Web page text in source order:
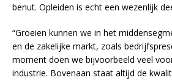
benut. Opleiden is echt een wezenlijk
“Groeien kunnen we in het
en de zakelijke markt, zoals
moment doen we bijvoorbeeld veel
industrie. Bovenaan staat altijd de